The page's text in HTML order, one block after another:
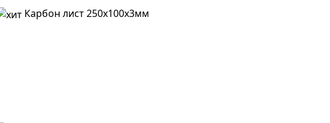
Карбон лист 250х100х3мм